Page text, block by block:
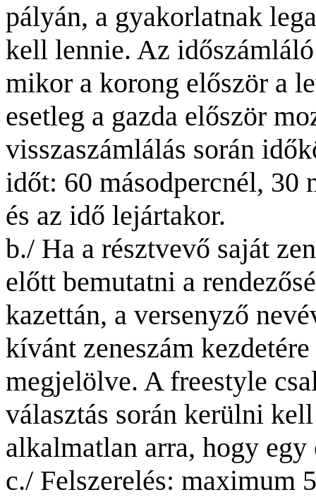
pályán, a gyakorlatnak
kell lennie. Az
mikor a korong először a
esetleg a gazda először
visszaszámlálás során
időt: 60 másodpercnél, 30
és az idő lejártakor.
b./ Ha a résztvevő saját
előtt bemutatni a
kazettán, a versenyző
kívánt zeneszám
megjelölve. A freestyle
választás során kerülni
alkalmatlan arra, hogy egy
c./ Felszerelés: maximum